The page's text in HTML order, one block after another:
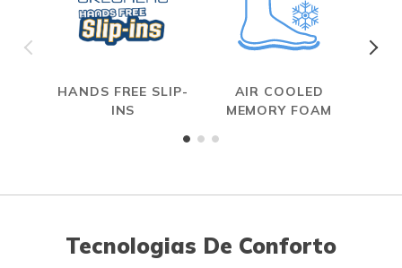
HANDS FREE SLIP-
INS
AIR COOLED
MEMORY FOAM
Tecnologias De Conforto